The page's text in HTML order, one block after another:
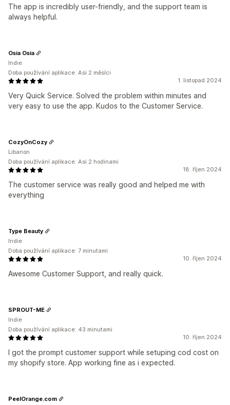
The app is incredibly user-friendly, and the support team is
always helpful.
1. listopad 2024
Very Quick Service. Solved the problem within minutes and
very easy to use the app. Kudos to the Customer Service.
Osia Osia
Indie
Doba používání aplikace: Asi 2 měsíci
18. říjen 2024
The customer service was really good and helped me with
everything
CozyOnCozy
Libanon
Doba používání aplikace: Asi 2 hodinami
10. říjen 2024
Awesome Customer Support, and really quick.
Type Beauty
Indie
Doba používání aplikace: 7 minutami
10. říjen 2024
I got the prompt customer support while setuping cod cost on
my shopify store. App working fine as i expected.
SPROUT-ME
Indie
Doba používání aplikace: 43 minutami
PeelOrange.com